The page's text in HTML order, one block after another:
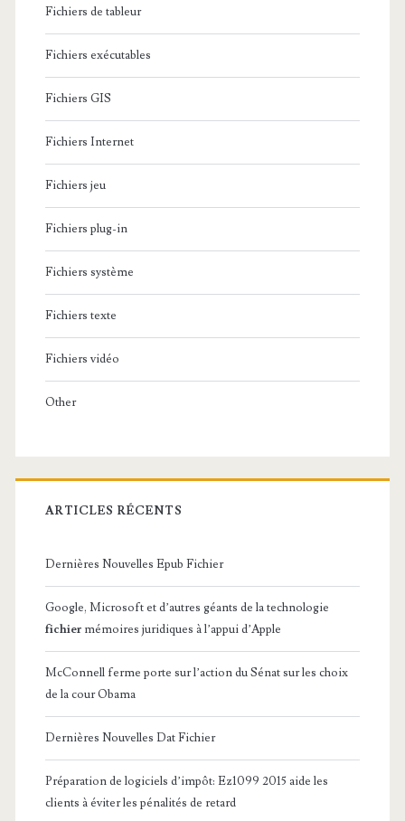
Fichiers de tableur
Fichiers exécutables
Fichiers GIS
Fichiers Internet
Fichiers jeu
Fichiers plug-in
Fichiers système
Fichiers texte
Fichiers vidéo
Other
ARTICLES RÉCENTS
Dernières Nouvelles Epub Fichier
Google, Microsoft et d’autres géants de la technologie
fichier mémoires juridiques à l’appui d’Apple
McConnell ferme porte sur l’action du Sénat sur les choix
de la cour Obama
Dernières Nouvelles Dat Fichier
Préparation de logiciels d’impôt: Ez1099 2015 aide les
clients à éviter les pénalités de retard